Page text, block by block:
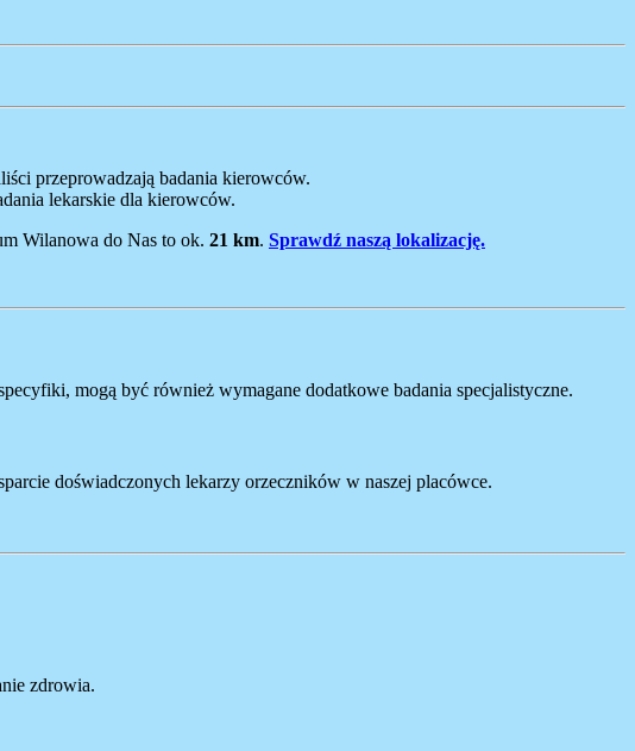
przeprowadzają badania kierowców.
lekarskie dla kierowców.
Wilanowa do Nas to ok. 21 km. Sprawdź naszą lokalizację.
mogą być również wymagane dodatkowe badania specjalistyczne.
doświadczonych lekarzy orzeczników w naszej placówce.
zdrowia.